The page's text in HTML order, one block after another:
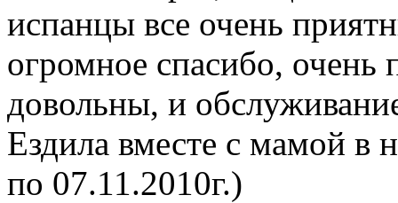
испанцы все очень
огромное спасибо, очень
довольны, и
Ездила вместе с мамой в
по 07.11.2010г.)